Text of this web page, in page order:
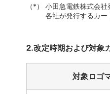
小田急電鉄株式会
各社が発行するカー
2.改定時期および対象
対象ロゴ